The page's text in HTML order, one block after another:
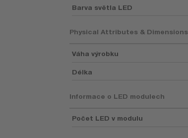
Barva světla LED
Physical Attributes & Dimensions
Váha výrobku
Délka
Informace o LED modulech
Počet LED v modulu